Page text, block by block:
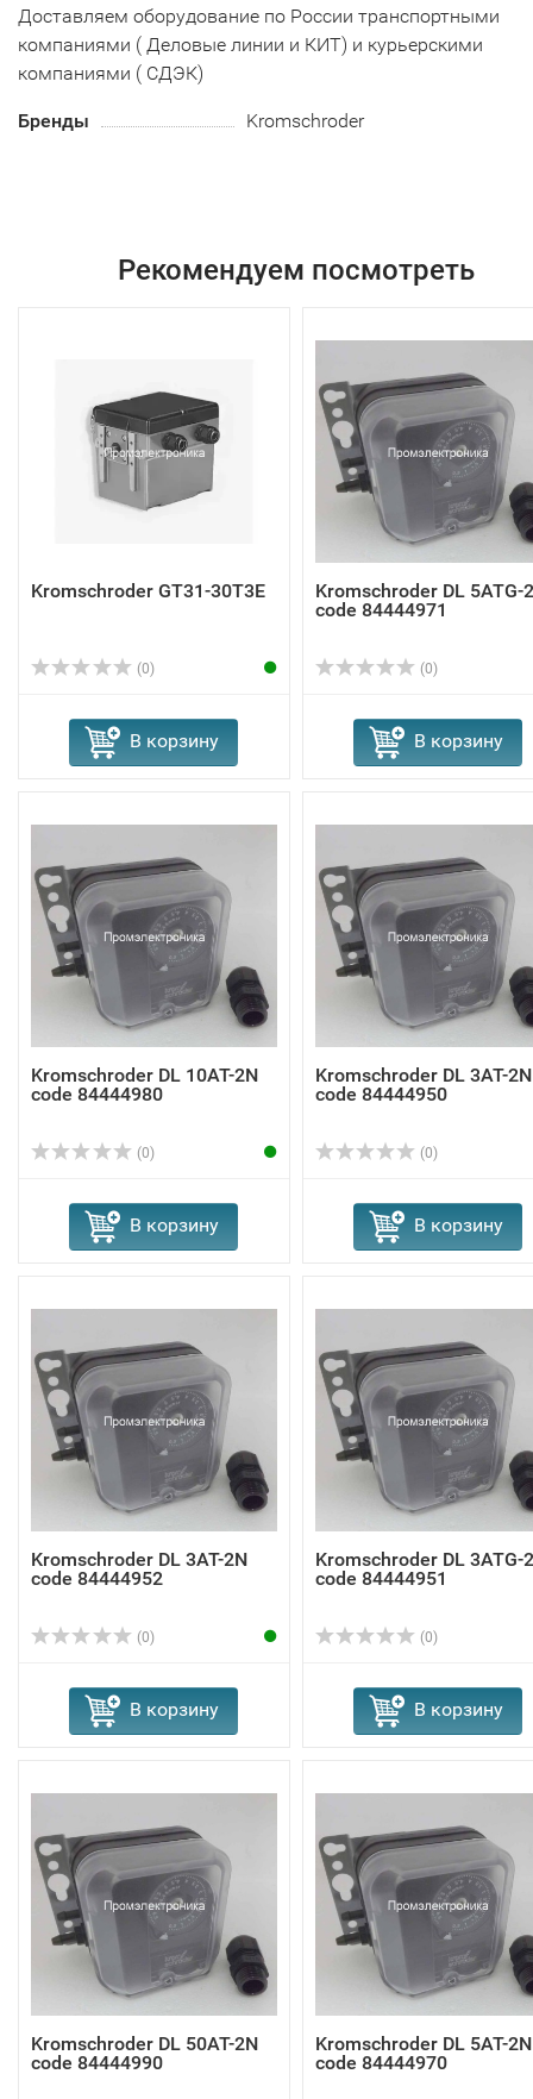
Доставляем оборудование по России транспортными
компаниями ( Деловые линии и КИТ) и курьерскими
компаниями ( СДЭК)
Бренды Kromschroder
Рекомендуем посмотреть
Kromschroder GT31-30T3E
(0)
В корзину
Kromschroder DL 5ATG-
code 84444971
(0)
В корзину
Kromschroder DL 10AT-2N
code 84444980
(0)
В корзину
Kromschroder DL 3AT-2N
code 84444950
(0)
В корзину
Kromschroder DL 3AT-2N
code 84444952
(0)
В корзину
Kromschroder DL 3ATG-
code 84444951
(0)
В корзину
Kromschroder DL 50AT-2N
code 84444990
Kromschroder DL 5AT-2N
code 84444970